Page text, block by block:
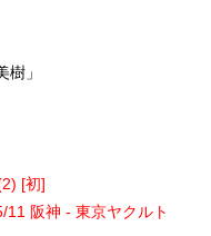
」
[初]
11 阪神 - 東京ヤクルト